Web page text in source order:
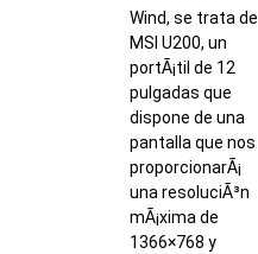
Wind, se trata del
MSI U200, un
portÃ¡til de 12
pulgadas que
dispone de una
pantalla que nos
proporcionarÃ¡
una resoluciÃ³n
mÃ¡xima de
1366×768 y